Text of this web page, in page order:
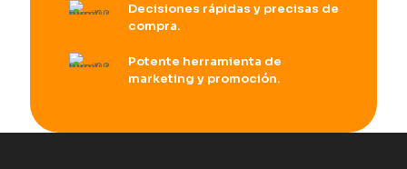
Decisiones rápidas y precisas de
compra.
Potente herramienta de
marketing y promoción.